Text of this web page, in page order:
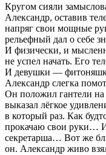
Кругом сияли
Александр, оставив
напряг свои мощные
рельефный дал о себе
И физически, и
не успел начать. Его
И девушки —
Александр слегка
Он положил гантели
выказал лёгкое
в который раз. Как
прокачаю свои руки…
секретарша… Вот же
он. Александр живо